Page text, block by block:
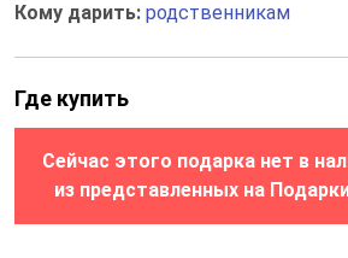
Кому дарить: родственникам
Где купить
Сейчас этого подарка нет в
из представленных на